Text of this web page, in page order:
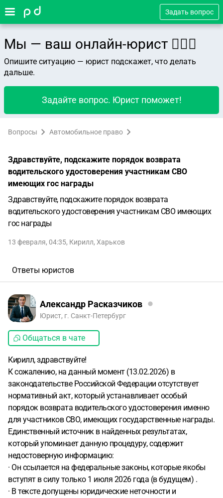
Задать вопрос
Мы — ваш онлайн-юрист 👨🏻‍⚖️
Опишите ситуацию — юрист подскажет, что делать
дальше.
Задайте вопрос. Юрист поможет!
Вопросы Автомобильное право
Здравствуйте, подскажите порядок возврата
водительского удостоверения участникам СВО
имеющих гос награды
Здравствуйте, подскажите порядок возврата
водительского удостоверения участникам СВО имеющих
гос награды
13 февраля, 04:35, Кирилл, Харьков
Ответы юристов
Александр Расказчиков
Юрист, г. Санкт-Петербург
Общаться в чате
Кирилл, здравствуйте!
К сожалению, на данный момент (13.02.2026) в
законодательстве Российской Федерации отсутствует
нормативный акт, который устанавливает особый
порядок возврата водительского удостоверения именно
для участников СВО, имеющих государственные награды.
Единственный источник в найденных результатах,
который упоминает данную процедуру, содержит
недостоверную информацию:
· Он ссылается на федеральные законы, которые якобы
вступят в силу только 1 июля 2026 года (в будущем) .
· В тексте допущены юридические неточности и